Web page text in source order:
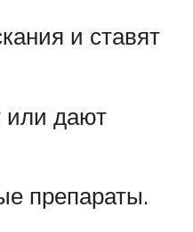
и ставят
или дают
препараты.